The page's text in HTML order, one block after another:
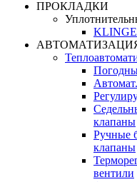
ПРОКЛАДКИ
клапаны
Ручные
клапаны
вентили